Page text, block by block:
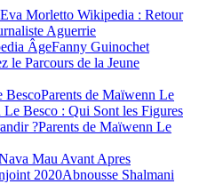
Eva Morletto Wikipedia : Retour
Aguerrie
Fanny Guinochet
le Parcours de la Jeune
Parents de Maïwenn Le
Besco : Qui Sont les Figures
?Parents de Maïwenn Le
Mau Avant Apres
Abnousse Shalmani